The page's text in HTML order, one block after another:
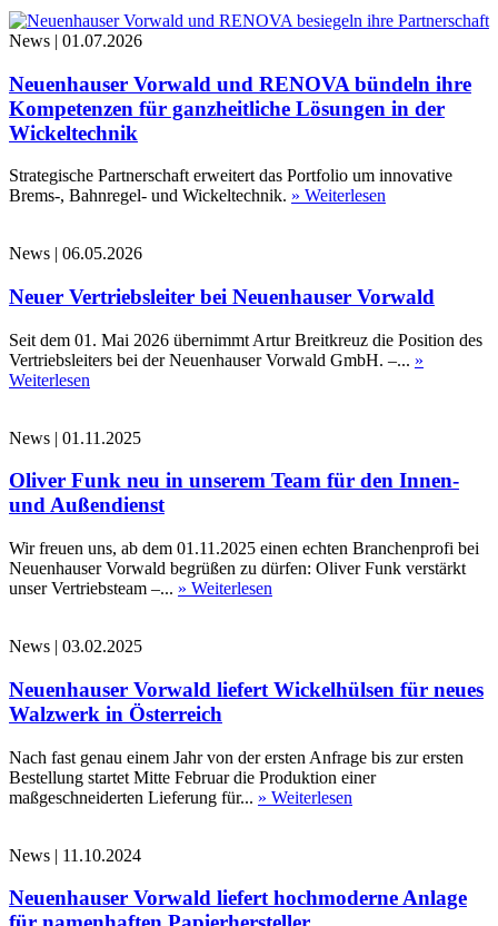
News | 01.07.2026
Neuenhauser Vorwald und RENOVA bündeln ihre
Kompetenzen für ganzheitliche Lösungen in der
Wickeltechnik
Strategische Partnerschaft erweitert das Portfolio um innovative
Brems-, Bahnregel- und Wickeltechnik. » Weiterlesen
News | 06.05.2026
Neuer Vertriebsleiter bei Neuenhauser Vorwald
Seit dem 01. Mai 2026 übernimmt Artur Breitkreuz die Position des
Vertriebsleiters bei der Neuenhauser Vorwald GmbH. –... »
Weiterlesen
News | 01.11.2025
Oliver Funk neu in unserem Team für den Innen-
und Außendienst
Wir freuen uns, ab dem 01.11.2025 einen echten Branchenprofi bei
Neuenhauser Vorwald begrüßen zu dürfen: Oliver Funk verstärkt
unser Vertriebsteam –... » Weiterlesen
News | 03.02.2025
Neuenhauser Vorwald liefert Wickelhülsen für neues
Walzwerk in Österreich
Nach fast genau einem Jahr von der ersten Anfrage bis zur ersten
Bestellung startet Mitte Februar die Produktion einer
maßgeschneiderten Lieferung für... » Weiterlesen
News | 11.10.2024
Neuenhauser Vorwald liefert hochmoderne Anlage